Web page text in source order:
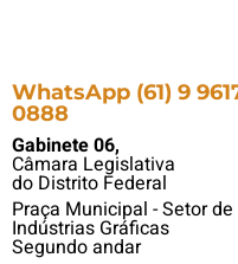
WhatsApp (61) 9
0888
Gabinete 06,
Câmara Legislativa
do Distrito Federal
Praça Municipal - Setor de
Indústrias Gráficas
Segundo andar